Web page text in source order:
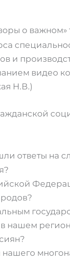
о важном»
и
видео
Н.В.)
ответы на
нашем